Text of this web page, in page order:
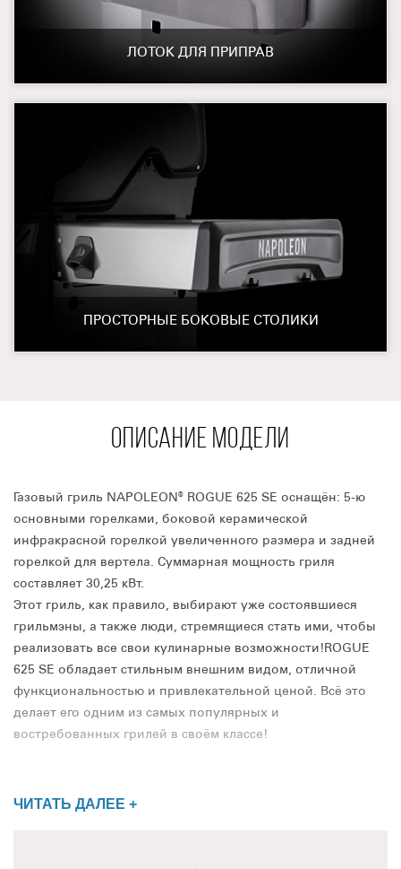
ЛОТОК ДЛЯ ПРИПРАВ
ПРОСТОРНЫЕ БОКОВЫЕ СТОЛИКИ
ОПИСАНИЕ МОДЕЛИ
Газовый гриль NAPOLEON® ROGUE 625 SE оснащён: 5-ю
основными горелками, боковой керамической
инфракрасной горелкой увеличенного размера и задней
горелкой для вертела. Суммарная мощность гриля
составляет 30,25 кВт.
Этот гриль, как правило, выбирают уже состоявшиеся
грильмэны, а также люди, стремящиеся стать ими, чтобы
реализовать все свои кулинарные возможности!ROGUE
625 SE обладает стильным внешним видом, отличной
функциональностью и привлекательной ценой. Всё это
делает его одним из самых популярных и
востребованных грилей в своём классе!
Высота гриля с закрытой крышкой составляет 123 см., а
ЧИТАТЬ ДАЛЕЕ +